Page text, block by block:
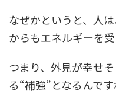
なぜかというと、人
からもエネルギーを受
つまり、外見が幸せ
る“補強”となるんです